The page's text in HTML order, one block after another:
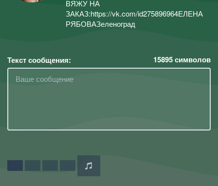
ВЯЖУ НА
ЗАКАЗ:https://vk.com/id275896964ЕЛЕНА
РЯБОВАЗеленоград
Текст сообщения: 15895символов